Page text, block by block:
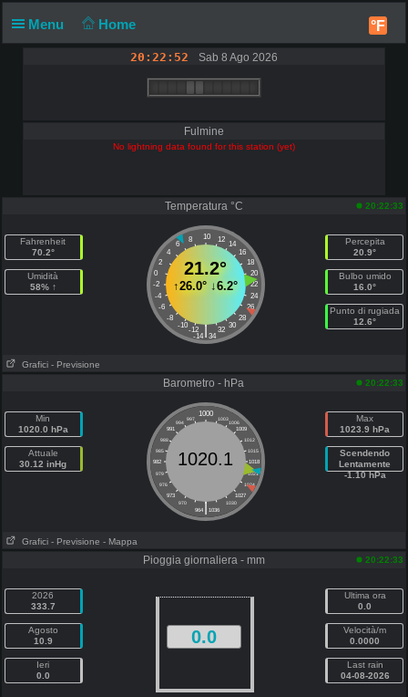
Menu Home °F
20:22:52 Sab 8 Ago 2026
Fulmine
No lightning data found for this station (yet)
Temperatura °C 20:22:33
Fahrenheit
70.2°
Umidità
58% ↑
10
8 12
6
14
4
16
2
18
0
20
-2
22
-4
24
-6
26
-8
28
-10
30
-12 32
|
-14 34
21.2°
↑26.0° ↓6.2°
Percepita
20.9°
Bulbo umido
16.0°
Punto di rugiada
12.6°
Grafici - Previsione
Barometro - hPa 20:22:33
Min
1020.0 hPa
Attuale
30.12 inHg
1000
997 1003
994
1006
991
1009
988
1012
985
1015
982
1018
979
1021
976
1024
973
1027
970
1030
|
964 1036
1020.1
Max
1023.9 hPa
Scendendo
Lentamente
-1.10 hPa
Grafici - Previsione - Mappa
Pioggia giornaliera - mm 20:22:33
2026
333.7
Agosto
10.9
Ieri
0.0
0.0
Ultima ora
0.0
Velocità/m
0.0000
Last rain
04-08-2026